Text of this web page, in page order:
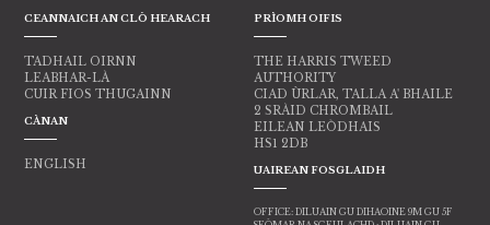
CEANNAICH AN CLÒ HEARACH
TADHAIL OIRNN
LEABHAR-LÀ
CUIR FIOS THUGAINN
CÀNAN
ENGLISH
PRÌOMH OIFIS
THE HARRIS TWEED
AUTHORITY
CIAD ÙRLAR, TALLA A' BHAILE
2 SRÀID CHROMBAIL
EILEAN LEÒDHAIS
HS1 2DB
UAIREAN FOSGLAIDH
OFFICE: DILUAIN GU DIHAOINE 9M GU 5F